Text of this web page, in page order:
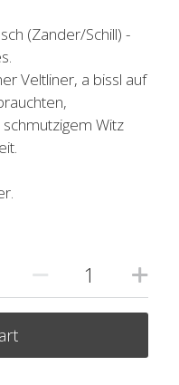
(Zander/Schill) -
Veltliner, a bissl auf
Witz